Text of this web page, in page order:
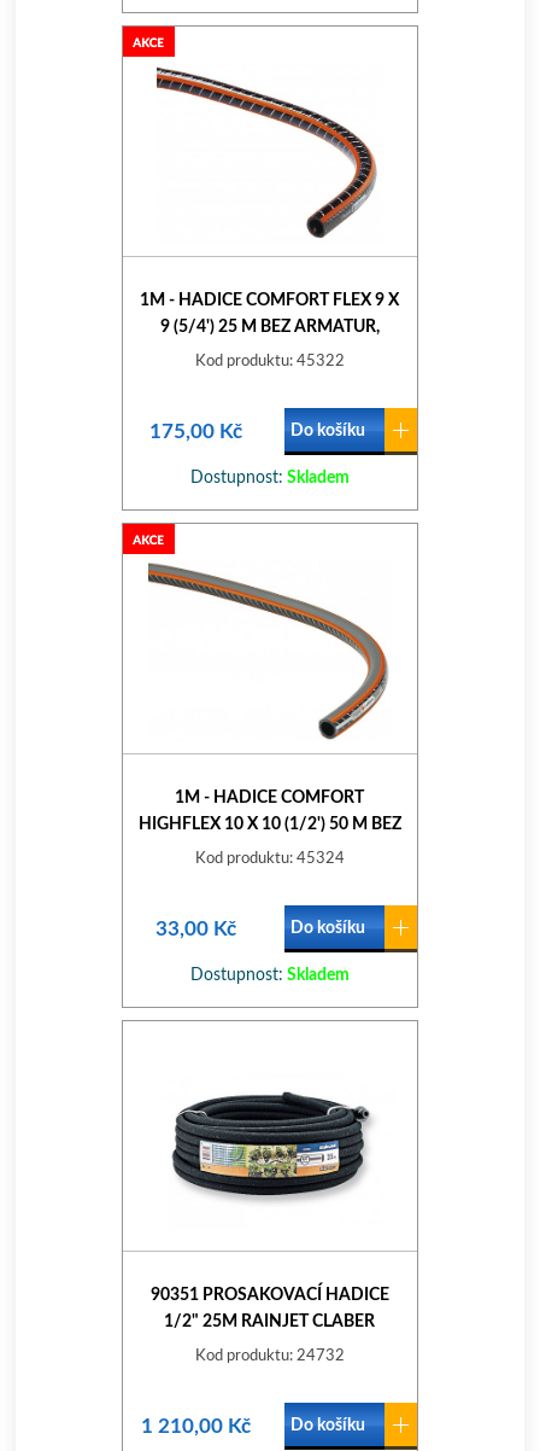
1M - HADICE COMFORT FLEX 9 X
9 (5/4') 25 M BEZ ARMATUR,
METRÁŽ 18058-22
Kod produktu: 45322
175,00 Kč Do košíku
Dostupnost: Skladem
1M - HADICE COMFORT
HIGHFLEX 10 X 10 (1/2') 50 M BEZ
ARMATUR, METRÁŽ 18069-22
Kod produktu: 45324
33,00 Kč Do košíku
Dostupnost: Skladem
90351 PROSAKOVACÍ HADICE
1/2" 25M RAINJET CLABER
Kod produktu: 24732
1 210,00 Kč Do košíku